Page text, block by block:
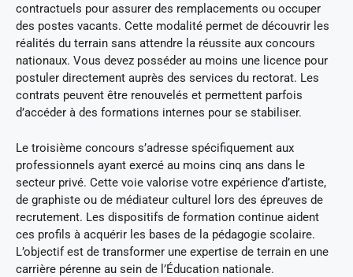
contractuels pour assurer des remplacements ou occuper
des postes vacants. Cette modalité permet de découvrir les
réalités du terrain sans attendre la réussite aux concours
nationaux. Vous devez posséder au moins une licence pour
postuler directement auprès des services du rectorat. Les
contrats peuvent être renouvelés et permettent parfois
d’accéder à des formations internes pour se stabiliser.
Le troisième concours s’adresse spécifiquement aux
professionnels ayant exercé au moins cinq ans dans le
secteur privé. Cette voie valorise votre expérience d’artiste,
de graphiste ou de médiateur culturel lors des épreuves de
recrutement. Les dispositifs de formation continue aident
ces profils à acquérir les bases de la pédagogie scolaire.
L’objectif est de transformer une expertise de terrain en une
carrière pérenne au sein de l’Éducation nationale.